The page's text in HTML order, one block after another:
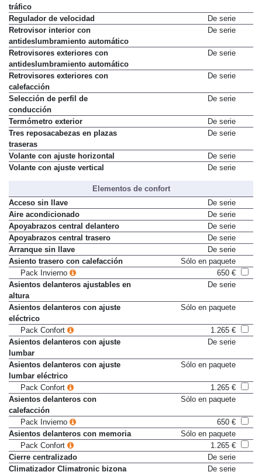
Reconocimiento de señales de
tráfico
Regulador de velocidad
De serie
Retrovisor interior con
antideslumbramiento automático
Retrovisores exteriores con
antideslumbramiento automático
Retrovisores exteriores con
calefacción
Selección de perfil de
conducción
Termómetro exterior
De serie
Tres reposacabezas en plazas
traseras
Volante con ajuste horizontal
De serie
Elementos de confort
Acceso sin llave
De serie
Aire acondicionado
De serie
Apoyabrazos central delantero
De serie
Apoyabrazos central trasero
De serie
Arranque sin llave
De serie
Asiento trasero con calefacción
Sólo en paquete
Pack Invierno
650 €
Asientos delanteros ajustables en
altura
Asientos delanteros con ajuste
eléctrico
Pack Confort
1.265 €
Asientos delanteros con ajuste
lumbar
Asientos delanteros con ajuste
lumbar eléctrico
Pack Confort
1.265 €
Asientos delanteros con
calefacción
Pack Invierno
650 €
Asientos delanteros con memoria
Sólo en paquete
Pack Confort
1.265 €
Cierre centralizado
De serie